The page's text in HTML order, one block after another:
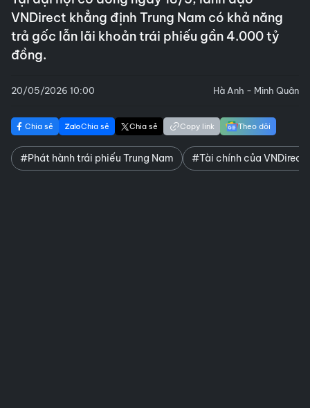
VNDirect khẳng định Trung Nam có khả năng
trả gốc lẫn lãi khoản trái phiếu gần 4.000 tỷ
đồng.
20/05/2026 10:00 Hà Anh - Minh Quân
Chia sẻ Chia sẻ Chia sẻ Copy link Theo dõi
#Phát hành trái phiếu Trung Nam #Tài chính của VNDirect